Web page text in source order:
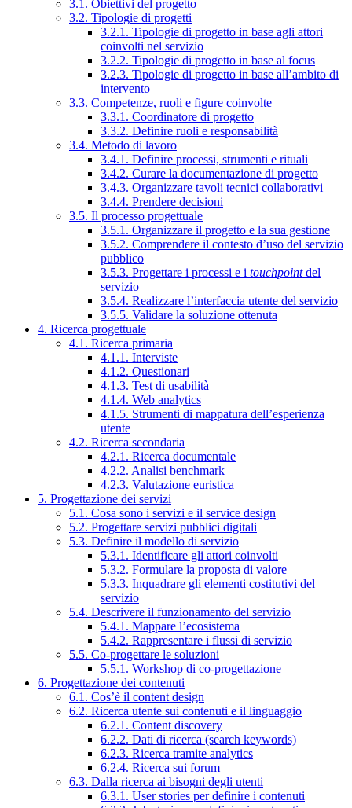
3.1. Obiettivi del progetto
3.2. Tipologie di progetti
3.2.1. Tipologie di progetto in base agli attori
coinvolti nel servizio
3.2.2. Tipologie di progetto in base al focus
3.2.3. Tipologie di progetto in base all’ambito di
intervento
3.3. Competenze, ruoli e figure coinvolte
3.3.1. Coordinatore di progetto
3.3.2. Definire ruoli e responsabilità
3.4. Metodo di lavoro
3.4.1. Definire processi, strumenti e rituali
3.4.2. Curare la documentazione di progetto
3.4.3. Organizzare tavoli tecnici collaborativi
3.4.4. Prendere decisioni
3.5. Il processo progettuale
3.5.1. Organizzare il progetto e la sua gestione
3.5.2. Comprendere il contesto d’uso del servizio
pubblico
3.5.3. Progettare i processi e i touchpointdel
servizio
3.5.4. Realizzare l’interfaccia utente del servizio
3.5.5. Validare la soluzione ottenuta
4. Ricerca progettuale
4.1. Ricerca primaria
4.1.1. Interviste
4.1.2. Questionari
4.1.3. Test di usabilità
4.1.4. Web analytics
4.1.5. Strumenti di mappatura dell’esperienza
utente
4.2. Ricerca secondaria
4.2.1. Ricerca documentale
4.2.2. Analisi benchmark
4.2.3. Valutazione euristica
5. Progettazione dei servizi
5.1. Cosa sono i servizi e il service design
5.2. Progettare servizi pubblici digitali
5.3. Definire il modello di servizio
5.3.1. Identificare gli attori coinvolti
5.3.2. Formulare la proposta di valore
5.3.3. Inquadrare gli elementi costitutivi del
servizio
5.4. Descrivere il funzionamento del servizio
5.4.1. Mappare l’ecosistema
5.4.2. Rappresentare i flussi di servizio
5.5. Co-progettare le soluzioni
5.5.1. Workshop di co-progettazione
6. Progettazione dei contenuti
6.1. Cos’è il content design
6.2. Ricerca utente sui contenuti e il linguaggio
6.2.1. Content discovery
6.2.2. Dati di ricerca (search keywords)
6.2.3. Ricerca tramite analytics
6.2.4. Ricerca sui forum
6.3. Dalla ricerca ai bisogni degli utenti
6.3.1. User stories per definire i contenuti